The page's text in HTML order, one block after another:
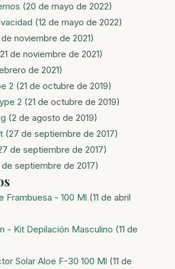
(20 de mayo de 2022)
(12 de mayo de 2022)
de noviembre de 2021)
de noviembre de 2021)
de 2021)
2 (21 de octubre de 2019)
2 (21 de octubre de 2019)
(2 de agosto de 2019)
(27 de septiembre de 2017)
de septiembre de 2017)
septiembre de 2017)
Frambuesa - 100 Ml (11 de abril
- Kit Depilación Masculino (11 de
Solar Aloe F-30 100 Ml (11 de